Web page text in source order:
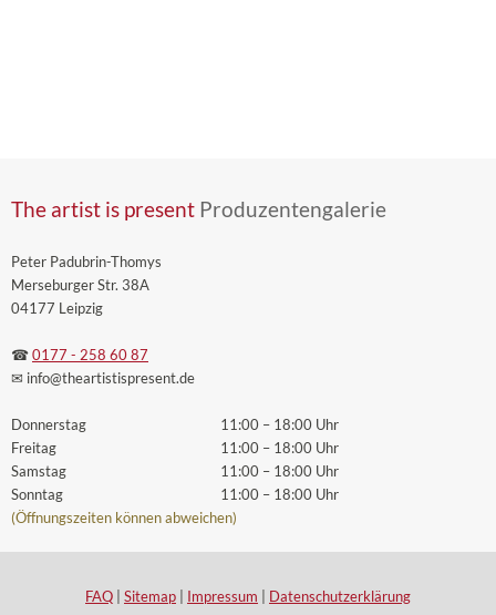
The artist is present Produzentengalerie
Peter Padubrin-Thomys
Merseburger Str. 38A
04177 Leipzig
☎ 0177 - 258 60 87
✉ info@theartistispresent.de
Donnerstag
Freitag
Samstag
Sonntag
11:00 – 18:00 Uhr
11:00 – 18:00 Uhr
11:00 – 18:00 Uhr
11:00 – 18:00 Uhr
(Öffnungszeiten können abweichen)
FAQ Sitemap Impressum Datenschutzerklärung